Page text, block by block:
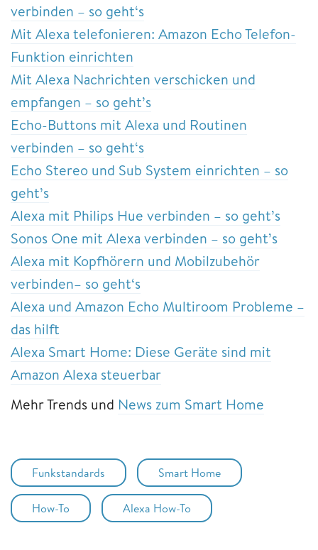
verbinden – so geht‘s
Mit Alexa telefonieren: Amazon Echo Telefon-
Funktion einrichten
Mit Alexa Nachrichten verschicken und
empfangen – so geht’s
Echo-Buttons mit Alexa und Routinen
verbinden – so geht‘s
Echo Stereo und Sub System einrichten – so
geht’s
Alexa mit Philips Hue verbinden – so geht’s
Sonos One mit Alexa verbinden – so geht’s
Alexa mit Kopfhörern und Mobilzubehör
verbinden– so geht‘s
Alexa und Amazon Echo Multiroom Probleme –
das hilft
Alexa Smart Home: Diese Geräte sind mit
Amazon Alexa steuerbar
Mehr Trends und News zum Smart Home
Funkstandards Smart Home
How-To Alexa How-To